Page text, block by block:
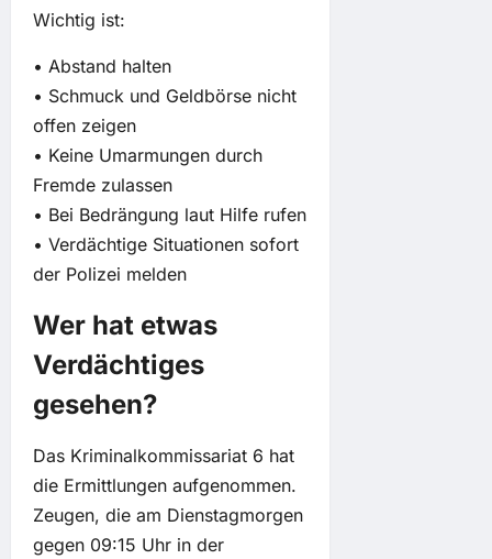
Wichtig ist:
• Abstand halten
• Schmuck und Geldbörse nicht
offen zeigen
• Keine Umarmungen durch
Fremde zulassen
• Bei Bedrängung laut Hilfe rufen
• Verdächtige Situationen sofort
der Polizei melden
Wer hat etwas
Verdächtiges
gesehen?
Das Kriminalkommissariat 6 hat
die Ermittlungen aufgenommen.
Zeugen, die am Dienstagmorgen
gegen 09:15 Uhr in der